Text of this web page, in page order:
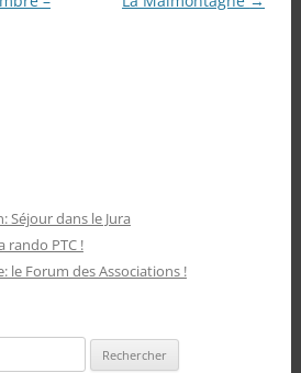
Séjour dans le Jura
rando PTC !
le Forum des Associations !